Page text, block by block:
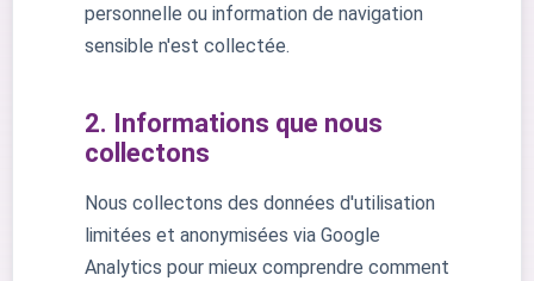
personnelle ou information de navigation
sensible n'est collectée.
2. Informations que nous
collectons
Nous collectons des données d'utilisation
limitées et anonymisées via Google
Analytics pour mieux comprendre comment